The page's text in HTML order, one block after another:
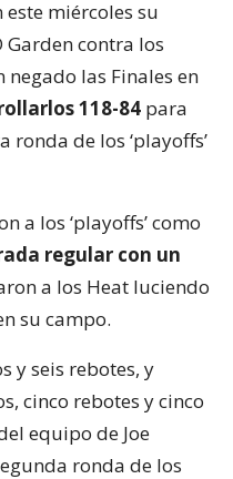
miércoles su
Garden contra los
negado las Finales en
118-84 para
de los ‘playoffs’
a los ‘playoffs’ como
regular con un
a los Heat luciendo
su campo.
y seis rebotes, y
cinco rebotes y cinco
equipo de Joe
ronda de los